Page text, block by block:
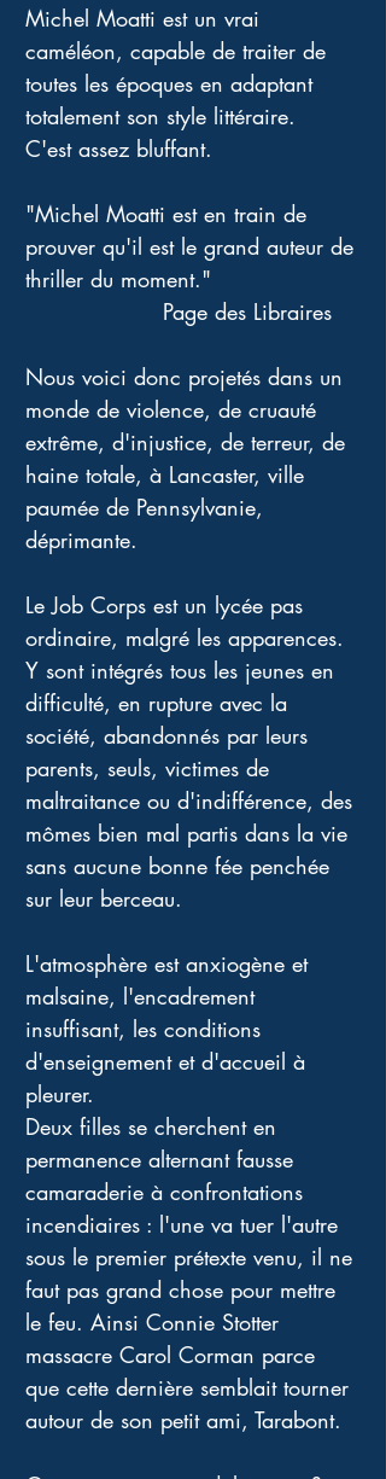
Michel Moatti est un vrai
caméléon, capable de traiter de
toutes les époques en adaptant
totalement son style littéraire.
C'est assez bluffant.
"Michel Moatti est en train de
prouver qu'il est le grand auteur de
thriller du moment."
Page des Libraires
Nous voici donc projetés dans un
monde de violence, de cruauté
extrême, d'injustice, de terreur, de
haine totale, à Lancaster, ville
paumée de Pennsylvanie,
déprimante.
Le Job Corps est un lycée pas
ordinaire, malgré les apparences.
Y sont intégrés tous les jeunes en
difficulté, en rupture avec la
société, abandonnés par leurs
parents, seuls, victimes de
maltraitance ou d'indifférence, des
mômes bien mal partis dans la vie
sans aucune bonne fée penchée
sur leur berceau.
L'atmosphère est anxiogène et
malsaine, l'encadrement
insuffisant, les conditions
d'enseignement et d'accueil à
pleurer.
Deux filles se cherchent en
permanence alternant fausse
camaraderie à confrontations
incendiaires : l'une va tuer l'autre
sous le premier prétexte venu, il ne
faut pas grand chose pour mettre
le feu. Ainsi Connie Stotter
massacre Carol Corman parce
que cette dernière semblait tourner
autour de son petit ami, Tarabont.